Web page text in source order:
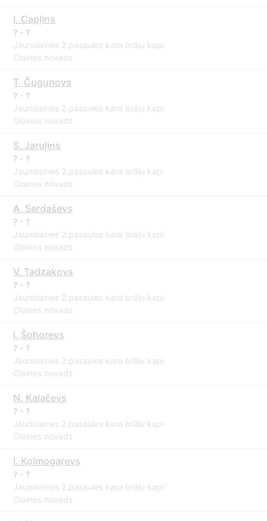
I. Capļins
? - ?
Jaunolaines 2.pasaules kara brāļu kapi
Olaines novads
T. Čugunovs
? - ?
Jaunolaines 2.pasaules kara brāļu kapi
Olaines novads
S. Jaruļins
? - ?
Jaunolaines 2.pasaules kara brāļu kapi
Olaines novads
A. Serdaševs
? - ?
Jaunolaines 2.pasaules kara brāļu kapi
Olaines novads
V. Tadzakovs
? - ?
Jaunolaines 2.pasaules kara brāļu kapi
Olaines novads
I. Šohorevs
? - ?
Jaunolaines 2.pasaules kara brāļu kapi
Olaines novads
N. Kalačevs
? - ?
Jaunolaines 2.pasaules kara brāļu kapi
Olaines novads
I. Kolmogarevs
? - ?
Jaunolaines 2.pasaules kara brāļu kapi
Olaines novads